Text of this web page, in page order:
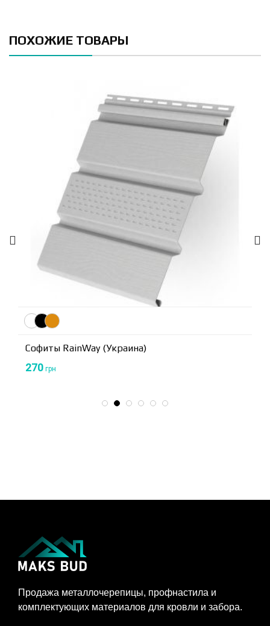
ПОХОЖИЕ ТОВАРЫ
Софиты RainWay (Украина)
270 грн
Продажа металлочерепицы, профнастила и
комплектующих материалов для кровли и забора.